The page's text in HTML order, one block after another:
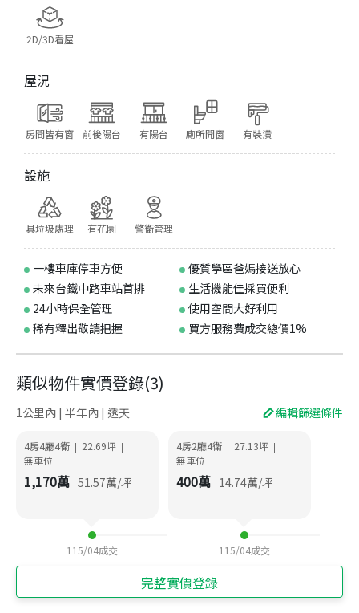
2D/3D看屋
屋況
房間皆有窗 前後陽台 有陽台 廁所開窗 有裝潢
設施
具垃圾處理 有花園 警衛管理
一樓車庫停車方便
優質學區爸媽接送放心
未來台鐵中路車站首排
生活機能佳採買便利
24小時保全管理
使用空間大好利用
稀有釋出敬請把握
買方服務費成交總價1%
類似物件實價登錄(3)
1公里內 | 半年內 | 透天 編輯篩選條件
4房4廳4衛 | 22.69坪 |
無車位
1,170萬 51.57萬/坪
115/04成交
4房2廳4衛 | 27.13坪 |
無車位
400萬 14.74萬/坪
115/04成交
完整實價登錄